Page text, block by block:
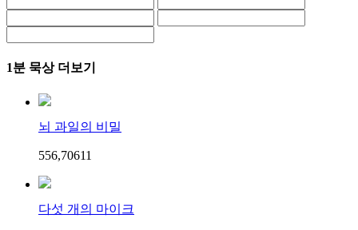
1분 묵상 더보기
뇌 과일의 비밀
556,70611
다섯 개의 마이크